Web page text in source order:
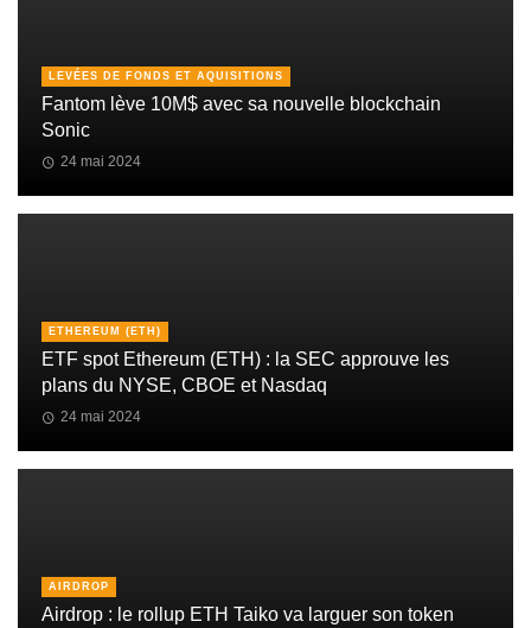
LEVÉES DE FONDS ET AQUISITIONS
Fantom lève 10M$ avec sa nouvelle blockchain
Sonic
24 mai 2024
ETHEREUM (ETH)
ETF spot Ethereum (ETH) : la SEC approuve les
plans du NYSE, CBOE et Nasdaq
24 mai 2024
AIRDROP
Airdrop : le rollup ETH Taiko va larguer son token